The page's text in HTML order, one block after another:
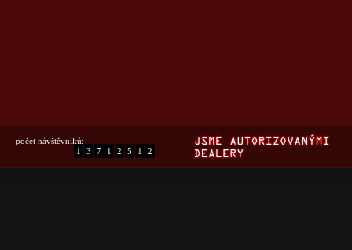
počet návštěvníků:
1
3 7 1 2 5 1 2